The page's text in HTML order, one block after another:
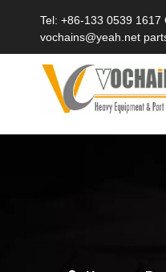
Tel: +86-133 0539 1617
vochains@yeah.net